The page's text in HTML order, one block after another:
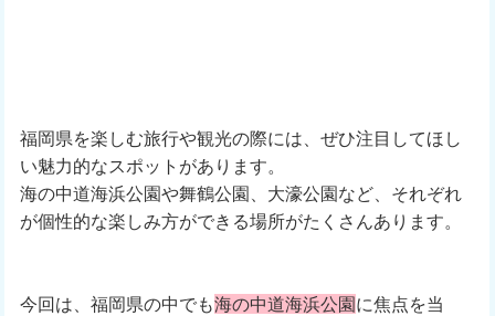
福岡県を楽しむ旅行や観光の際には、ぜひ注目してほし
い魅力的なスポットがあります。
海の中道海浜公園や舞鶴公園、大濠公園など、それぞれ
が個性的な楽しみ方ができる場所がたくさんあります。
今回は、福岡県の中でも海の中道海浜公園 に焦点を当